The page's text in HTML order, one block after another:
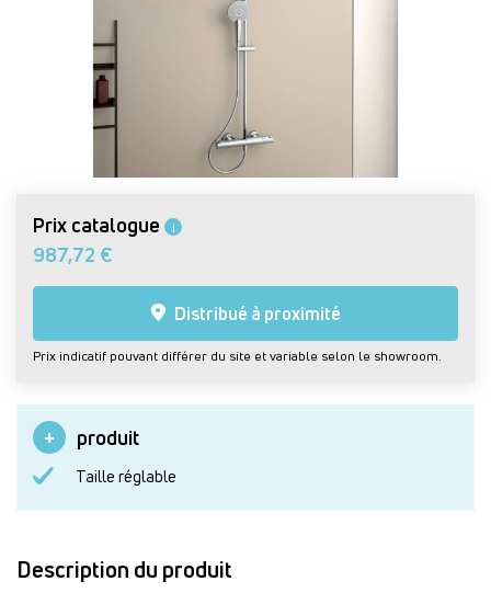
Prix catalogue i
987,72 €
Distribué à proximité
Prix indicatif pouvant différer du site et variable selon le showroom.
produit
Taille réglable
Description du produit